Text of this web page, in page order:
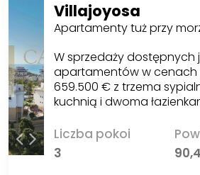
Villajoyosa
Apartamenty tuż przy
W sprzedaży dostępnych
apartamentów w
659.500 € z trzema
kuchnią i dwoma
Liczba pokoi
3